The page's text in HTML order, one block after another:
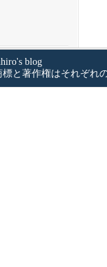
blog
と著作権はそれぞれ